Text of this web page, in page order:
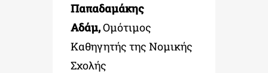
Παπαδαμάκης
Αδάμ,Ομότιμος
Καθηγητής της Νομικής
Σχολής